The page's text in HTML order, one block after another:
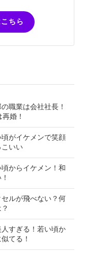
ちら
職業は会社社長！
婚！
頃がイケメンで笑顔
いい
頃からイケメン！和
ルが飛べない？何
人すぎる！若い頃か
てる！